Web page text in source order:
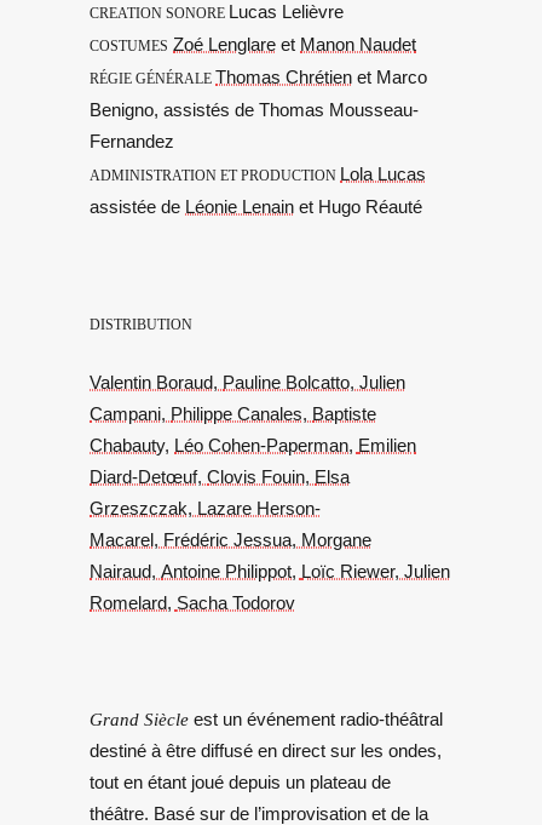
CREATION SONORE Lucas Lelièvre
COSTUMES Zoé Lenglare et Manon Naudet
RÉGIE GÉNÉRALE Thomas Chrétien et Marco
Benigno, assistés de Thomas Mousseau-
Fernandez
ADMINISTRATION ET PRODUCTION Lola Lucas
assistée de Léonie Lenain et Hugo Réauté
DISTRIBUTION
Valentin Boraud, Pauline Bolcatto, Julien
Campani, Philippe Canales, Baptiste
Chabauty, Léo Cohen-Paperman, Emilien
Diard-Detœuf, Clovis Fouin, Elsa
Grzeszczak, Lazare Herson-
Macarel, Frédéric Jessua, Morgane
Nairaud, Antoine Philippot, Loïc Riewer, Julien
Romelard, Sacha Todorov
Grand Siècle est un événement radio-théâtral
destiné à être diffusé en direct sur les ondes,
tout en étant joué depuis un plateau de
théâtre. Basé sur de l’improvisation et de la